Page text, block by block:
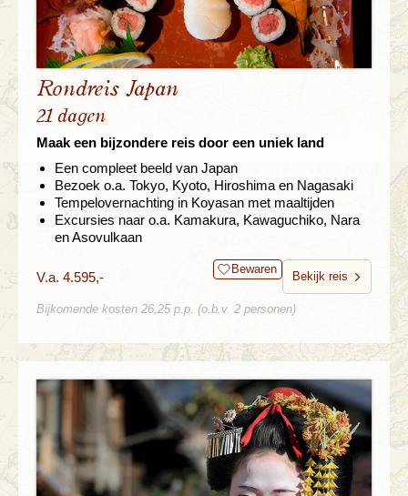
Rondreis Japan
21 dagen
Maak een bijzondere reis door een uniek land
Een compleet beeld van Japan
Bezoek o.a. Tokyo, Kyoto, Hiroshima en Nagasaki
Tempelovernachting in Koyasan met maaltijden
Excursies naar o.a. Kamakura, Kawaguchiko, Nara
en Asovulkaan
V.a. 4.595,- Bewaren
Bekijk reis
Bijkomende kosten 26,25 p.p. (o.b.v. 2 personen)